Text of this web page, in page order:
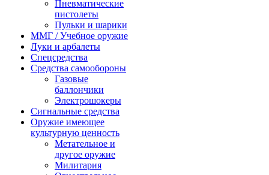
Пневматические
пистолеты
Пульки и шарики
ММГ / Учебное оружие
Луки и арбалеты
Спецсредства
Средства самообороны
Газовые
баллончики
Электрошокеры
Сигнальные средства
Оружие имеющее
культурную ценность
Метательное и
другое оружие
Милитария